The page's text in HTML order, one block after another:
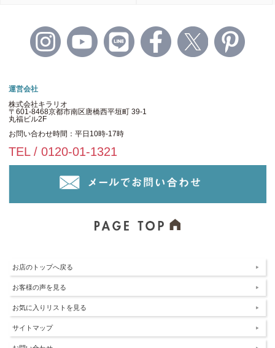
運営会社
株式会社キラリオ
〒601-8468京都市南区唐橋西平垣町 39-1
丸福ビル2F
お問い合わせ時間：平日10時-17時
TEL / 0120-01-1321
お店のトップへ戻る
お客様の声を見る
お気に入りリストを見る
サイトマップ